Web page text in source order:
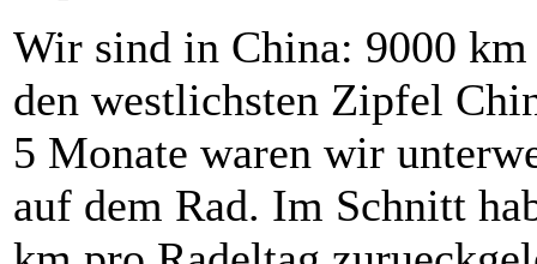
Wir sind in China: 9000
den westlichsten Zipfel
5 Monate waren wir
auf dem Rad. Im Schnitt